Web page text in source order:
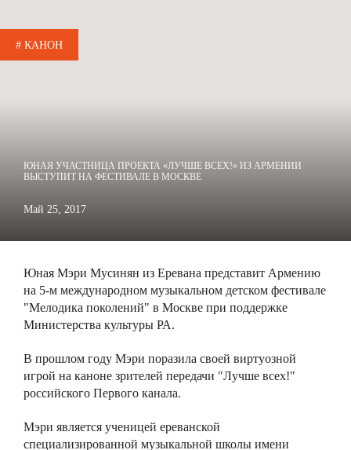
# КАНОН
ЮНАЯ УЧАСТНИЦА ПРОЕКТА «ЛУЧШЕ ВСЕХ!» ИЗ АРМЕНИИ
ВЫСТУПИТ НА ФЕСТИВАЛЕ В МОСКВЕ
Май 25, 2017
Юная Мэри Мусинян из Еревана представит Армению
на 5-м международном музыкальном детском фестивале
"Мелодика поколений" в Москве при поддержке
Министерства культуры РА.
В прошлом году Мэри поразила своей виртуозной
игрой на каноне зрителей передачи "Лучше всех!"
российского Первого канала.
Мэри является ученицей ереванской
специализированной музыкальной школы имени